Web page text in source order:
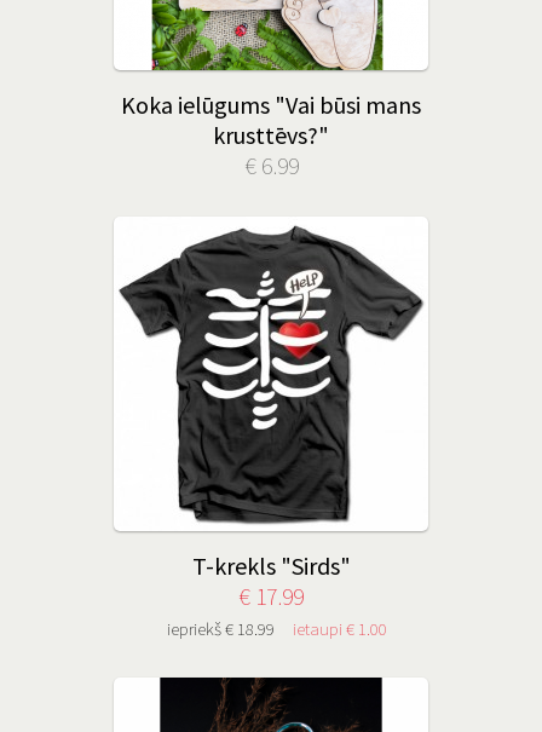
Koka ielūgums "Vai būsi mans
krusttēvs?"
€ 6.99
T-krekls "Sirds"
€ 17.99
iepriekš € 18.99 ietaupi € 1.00